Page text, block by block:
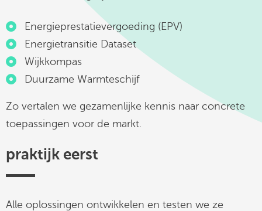
Energieprestatievergoeding (EPV)
Energietransitie Dataset
Wijkkompas
Duurzame Warmteschijf
Zo vertalen we gezamenlijke kennis naar concrete
toepassingen voor de markt.
praktijk eerst
Alle oplossingen ontwikkelen en testen we ze